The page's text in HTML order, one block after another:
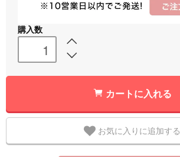
購入数
カートに入れる
お気に入りに追加する